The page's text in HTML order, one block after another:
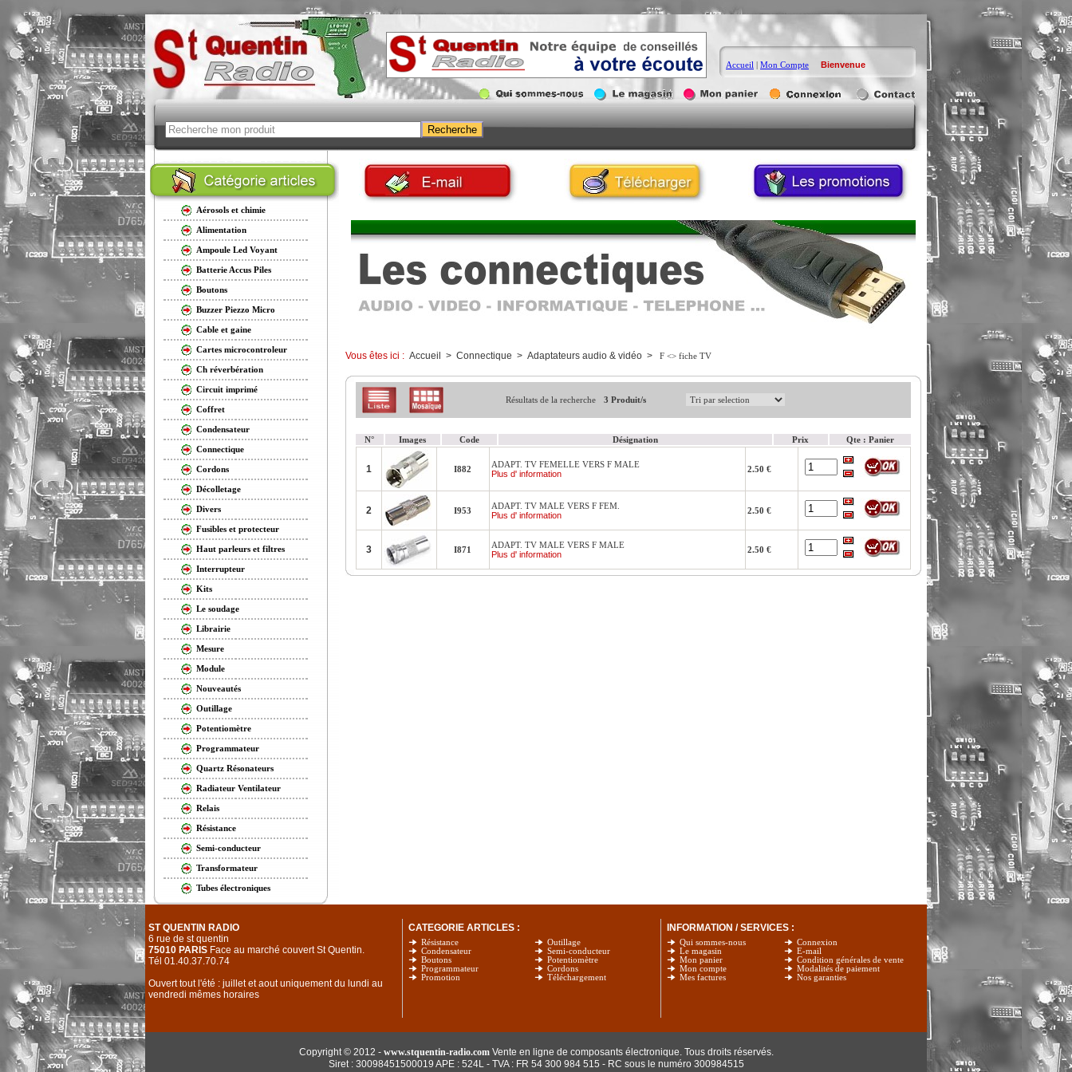
Accueil | Mon Compte Bienvenue
Aérosols et chimie
Alimentation
Ampoule Led Voyant
Batterie Accus Piles
Boutons
Buzzer Piezzo Micro
Cable et gaine
Cartes microcontroleur
Ch réverbération
Circuit imprimé
Coffret
Condensateur
Connectique
Cordons
Décolletage
Divers
Fusibles et protecteur
Haut parleurs et filtres
Interrupteur
Kits
Le soudage
Librairie
Mesure
Module
Nouveautés
Outillage
Potentiomètre
Programmateur
Quartz Résonateurs
Radiateur Ventilateur
Relais
Résistance
Semi-conducteur
Transformateur
Tubes électroniques
Vous êtes ici : Accueil > Connectique > Adaptateurs audio & vidéo> F <> fiche TV
Résultats de la recherche 3 Produit/s
N° Images Code Désignation Prix Qte : Panier
1 I882
ADAPT. TV FEMELLE VERS F MALE
Plus d' information
2.50 €
2 I953
ADAPT. TV MALE VERS F FEM.
Plus d' information
2.50 €
3 I871
ADAPT. TV MALE VERS F MALE
Plus d' information
2.50 €
ST QUENTIN RADIO
6 rue de st quentin
75010 PARIS Face au marché couvert St Quentin.
Tél 01.40.37.70.74
Ouvert tout l'été : juillet et aout uniquement du lundi au
vendredi mêmes horaires
CATEGORIE ARTICLES :
Résistance
Condensateur
Boutons
Programmateur
Promotion
Outillage
Semi-conducteur
Potentiomètre
Cordons
Téléchargement
INFORMATION / SERVICES :
Qui sommes-nous
Le magasin
Mon panier
Mon compte
Mes factures
Connexion
E-mail
Condition générales de vente
Modalités de paiement
Nos garanties
Copyright © 2012 - www.stquentin-radio.comVente en ligne de composants électronique. Tous droits réservés.
Siret : 30098451500019 APE : 524L - TVA : FR 54 300 984 515 - RC sous le numéro 300984515